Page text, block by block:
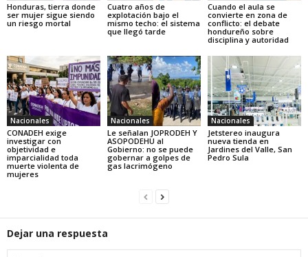
Honduras, tierra donde
ser mujer sigue siendo
un riesgo mortal
Cuatro años de
explotación bajo el
mismo techo: el sistema
que llegó tarde
Cuando el aula se
convierte en zona de
conflicto: el debate
hondureño sobre
disciplina y autoridad
Nacionales
CONADEH exige
investigar con
objetividad e
imparcialidad toda
muerte violenta de
mujeres
Nacionales
Le señalan JOPRODEH Y
ASOPODEHU al
Gobierno: no se puede
gobernar a golpes de
gas lacrimógeno
Nacionales
Jetstereo inaugura
nueva tienda en
Jardines del Valle, San
Pedro Sula
Dejar una respuesta